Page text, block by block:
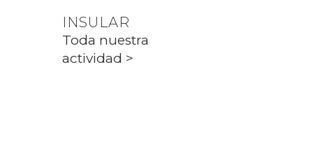
INSULAR
Toda nuestra
actividad >